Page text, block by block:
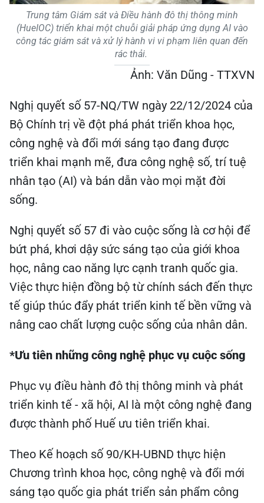
Trung tâm Giám sát và Điều hành đô thị thông minh
(HueIOC) triển khai một chuỗi giải pháp ứng dụng AI vào
công tác giám sát và xử lý hành vi vi phạm liên quan đến
rác thải.
Ảnh: Văn Dũng - TTXVN
Nghị quyết số 57-NQ/TW ngày 22/12/2024 của
Bộ Chính trị về đột phá phát triển khoa học,
công nghệ và đổi mới sáng tạo đang được
triển khai mạnh mẽ, đưa công nghệ số, trí tuệ
nhân tạo (AI) và bán dẫn vào mọi mặt đời
sống.
Nghị quyết số 57 đi vào cuộc sống là cơ hội để
bứt phá, khơi dậy sức sáng tạo của giới khoa
học, nâng cao năng lực cạnh tranh quốc gia.
Việc thực hiện đồng bộ từ chính sách đến thực
tế giúp thúc đẩy phát triển kinh tế bền vững và
nâng cao chất lượng cuộc sống của nhân dân.
*Ưu tiên những công nghệ phục vụ cuộc sống
Phục vụ điều hành đô thị thông minh và phát
triển kinh tế - xã hội, AI là một công nghệ đang
được thành phố Huế ưu tiên triển khai.
Theo Kế hoạch số 90/KH-UBND thực hiện
Chương trình khoa học, công nghệ và đổi mới
sáng tạo quốc gia phát triển sản phẩm công